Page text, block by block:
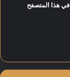
في هذا المتصفح